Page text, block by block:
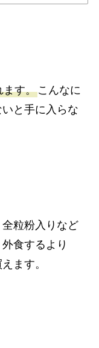
ます。こんなに
と手に入らな
粒粉入りなど
食するより
ます。